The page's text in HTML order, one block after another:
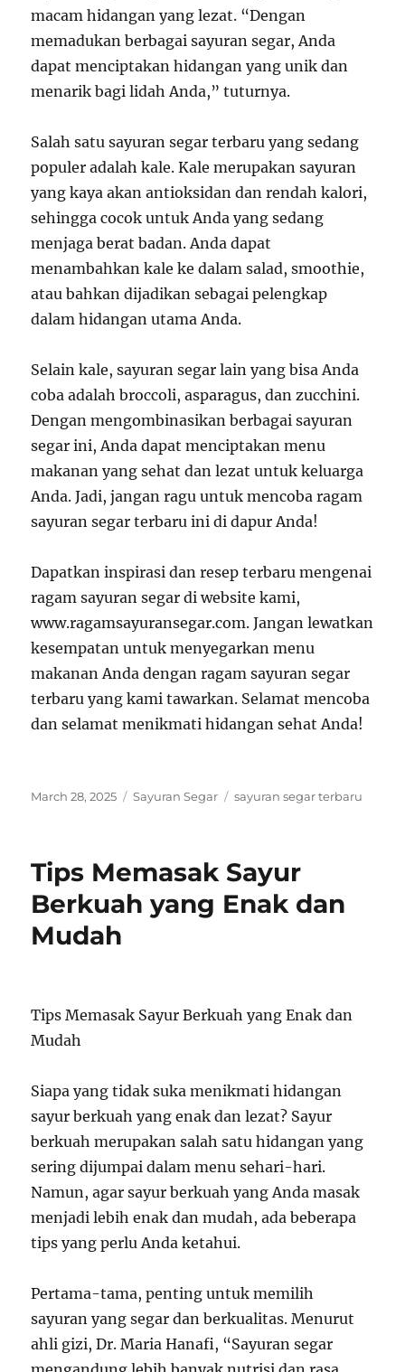
macam hidangan yang lezat. “Dengan
memadukan berbagai sayuran segar, Anda
dapat menciptakan hidangan yang unik dan
menarik bagi lidah Anda,” tuturnya.
Salah satu sayuran segar terbaru yang sedang
populer adalah kale. Kale merupakan sayuran
yang kaya akan antioksidan dan rendah kalori,
sehingga cocok untuk Anda yang sedang
menjaga berat badan. Anda dapat
menambahkan kale ke dalam salad, smoothie,
atau bahkan dijadikan sebagai pelengkap
dalam hidangan utama Anda.
Selain kale, sayuran segar lain yang bisa Anda
coba adalah broccoli, asparagus, dan zucchini.
Dengan mengombinasikan berbagai sayuran
segar ini, Anda dapat menciptakan menu
makanan yang sehat dan lezat untuk keluarga
Anda. Jadi, jangan ragu untuk mencoba ragam
sayuran segar terbaru ini di dapur Anda!
Dapatkan inspirasi dan resep terbaru mengenai
ragam sayuran segar di website kami,
www.ragamsayuransegar.com. Jangan lewatkan
kesempatan untuk menyegarkan menu
makanan Anda dengan ragam sayuran segar
terbaru yang kami tawarkan. Selamat mencoba
dan selamat menikmati hidangan sehat Anda!
Posted
March 28, 2025 Categories
Sayuran Segar Tags
sayuran segar terbaru
Tips Memasak Sayur
Berkuah yang Enak dan
Mudah
Tips Memasak Sayur Berkuah yang Enak dan
Mudah
Siapa yang tidak suka menikmati hidangan
sayur berkuah yang enak dan lezat? Sayur
berkuah merupakan salah satu hidangan yang
sering dijumpai dalam menu sehari-hari.
Namun, agar sayur berkuah yang Anda masak
menjadi lebih enak dan mudah, ada beberapa
tips yang perlu Anda ketahui.
Pertama-tama, penting untuk memilih
sayuran yang segar dan berkualitas. Menurut
ahli gizi, Dr. Maria Hanafi, “Sayuran segar